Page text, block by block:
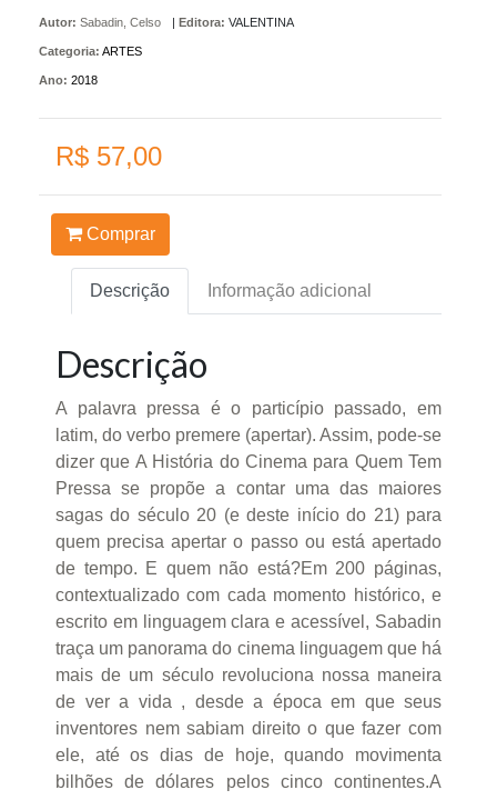
Autor: Sabadin, Celso | Editora: VALENTINA
Categoria: ARTES
Ano: 2018
R$ 57,00
Comprar
Descrição Informação adicional
Descrição
A palavra pressa é o particípio passado, em
latim, do verbo premere (apertar). Assim, pode-se
dizer que A História do Cinema para Quem Tem
Pressa se propõe a contar uma das maiores
sagas do século 20 (e deste início do 21) para
quem precisa apertar o passo ou está apertado
de tempo. E quem não está?Em 200 páginas,
contextualizado com cada momento histórico, e
escrito em linguagem clara e acessível, Sabadin
traça um panorama do cinema linguagem que há
mais de um século revoluciona nossa maneira
de ver a vida , desde a época em que seus
inventores nem sabiam direito o que fazer com
ele, até os dias de hoje, quando movimenta
bilhões de dólares pelos cinco continentes.A